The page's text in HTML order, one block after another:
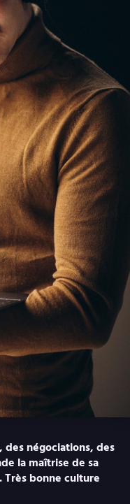
négociations, des
la maîtrise de sa
Très bonne culture